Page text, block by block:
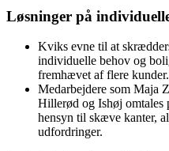
Løsninger på
Kviks evne til at
individuelle behov og
fremhævet af flere kunder.
Medarbejdere som Maja
Hillerød og Ishøj omtales
hensyn til skæve kanter,
udfordringer.